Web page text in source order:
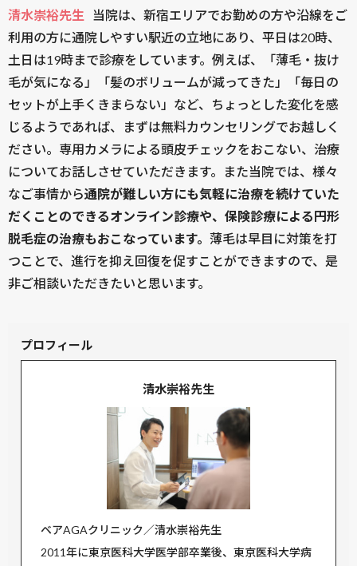
清水崇裕先生
当院は、新宿エリアでお勤めの方や沿線をご
利用の方に通院しやすい駅近の立地にあり、平日は20時、
土日は19時まで診療をしています。例えば、「薄毛・抜け
毛が気になる」「髪のボリュームが減ってきた」「毎日の
セットが上手くきまらない」など、ちょっとした変化を感
じるようであれば、まずは無料カウンセリングでお越しく
ださい。専用カメラによる頭皮チェックをおこない、治療
についてお話しさせていただきます。また当院では、様々
なご事情から通院が難しい方にも気軽に治療を続けていた
だくことのできるオンライン診療や、保険診療による円形
脱毛症の治療もおこなっています。 薄毛は早目に対策を打
つことで、進行を抑え回復を促すことができますので、是
非ご相談いただきたいと思います。
プロフィール
清水崇裕先生
ベアAGAクリニック／清水崇裕先生
2011年に東京医科大学医学部卒業後、東京医科大学病